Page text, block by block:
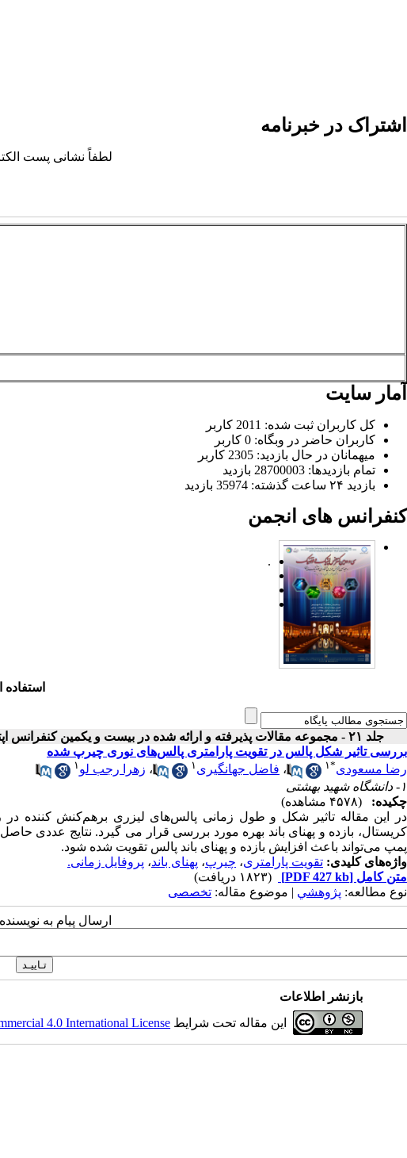
اشتراک در خبرنامه
لطفاً نشانی پست
آمار سایت
کل کاربران ثبت شده: 2011 کاربر
کاربران حاضر در وبگاه: 0 کاربر
میهمانان در حال بازدید: 2305 کاربر
تمام بازدید‌ها: 28700003 بازدید
بازدید ۲۴ ساعت گذشته: 35974 بازدید
کنفرانس های انجمن
.
جلد ۲۱ - مجموعه مقالات پذیرفته و ارائه شده در بیست و یکمین کنفرانس اپتیک و فوتونیک ایران
بررسی تاثیر شکل پالس در تقویت پارامتری پالس‌های نوری چیرپ شده
رضا مسعودی*۱ ، فاضل جهانگیری ۱ ، زهرا رجب لو ۱
۱- دانشگاه شهید بهشتی
چکیده:
(۴۵۷۸ مشاهده)
در این مقاله تاثیر شکل و طول زمانی پالس‌های لیزری برهم‌کنش کننده
پمپ می‌تواند باعث افزایش بازده و پهنای باند پالس تقویت شده شود.
واژه‌های کلیدی: تقویت پارامتری، چیرپ، پهنای باند، پروفایل زمانی.
متن کامل [PDF 427 kb]
(۱۸۲۳ دریافت)
نوع مطالعه: پژوهشي | موضوع مقاله: تخصصی
ارسال پیام به
بازنشر اطلاعات
این مقاله تحت شرایط 4.0 International License